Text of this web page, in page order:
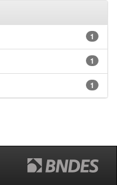
1
1
1